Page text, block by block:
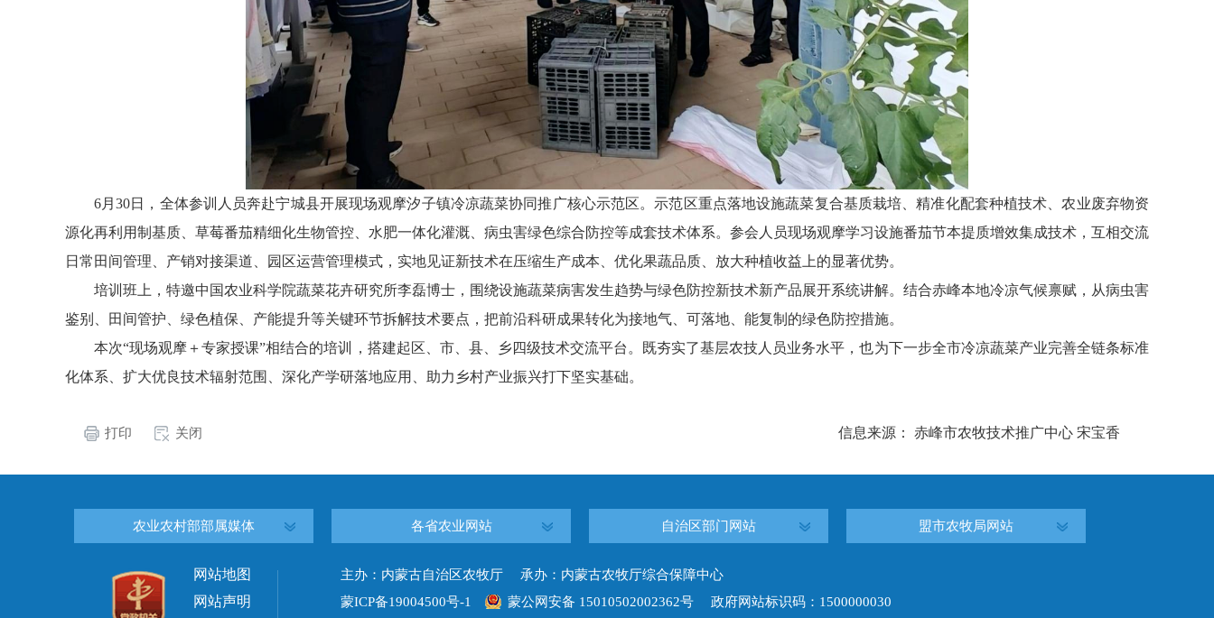
6月30日，全体参训人员奔赴宁城县开展现场观摩汐子镇冷凉蔬菜协同推广核心示范区。示范区重点落地设施蔬菜复合基质栽培、精准化配套种植技术、农业废弃物资
源化再利用制基质、草莓番茄精细化生物管控、水肥一体化灌溉、病虫害绿色综合防控等成套技术体系。参会人员现场观摩学习设施番茄节本提质增效集成技术，互相交流
日常田间管理、产销对接渠道、园区运营管理模式，实地见证新技术在压缩生产成本、优化果蔬品质、放大种植收益上的显著优势。
培训班上，特邀中国农业科学院蔬菜花卉研究所李磊博士，围绕设施蔬菜病害发生趋势与绿色防控新技术新产品展开系统讲解。结合赤峰本地冷凉气候禀赋，从病虫害
鉴别、田间管护、绿色植保、产能提升等关键环节拆解技术要点，把前沿科研成果转化为接地气、可落地、能复制的绿色防控措施。
本次“现场观摩＋专家授课”相结合的培训，搭建起区、市、县、乡四级技术交流平台。既夯实了基层农技人员业务水平，也为下一步全市冷凉蔬菜产业完善全链条标准
化体系、扩大优良技术辐射范围、深化产学研落地应用、助力乡村产业振兴打下坚实基础。
打印 关闭 信息来源： 赤峰市农牧技术推广中心 宋宝香
农业农村部部属媒体 各省农业网站 自治区部门网站 盟市农牧局网站
网站地图
网站声明
主办：内蒙古自治区农牧厅 承办：内蒙古农牧厅综合保障中心
蒙ICP备19004500号-1
蒙公网安备 15010502002362号 政府网站标识码：1500000030